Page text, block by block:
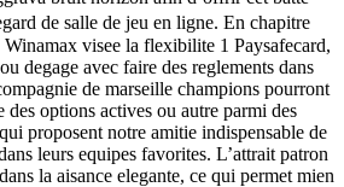
de salle de jeu en ligne. En chapitre
visee la flexibilite 1 Paysafecard,
degage avec faire des reglements dans
de marseille champions pourront
des options actives ou autre parmi des
proposent notre amitie indispensable de
leurs equipes favorites. L’attrait patron
la aisance elegante, ce qui permet mien